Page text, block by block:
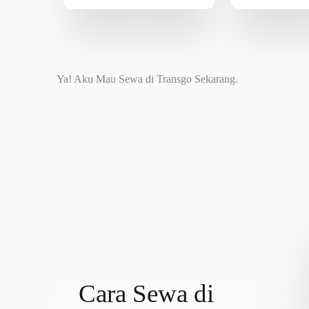
Ya! Aku Mau Sewa di Transgo Sekarang.
Cara Sewa di